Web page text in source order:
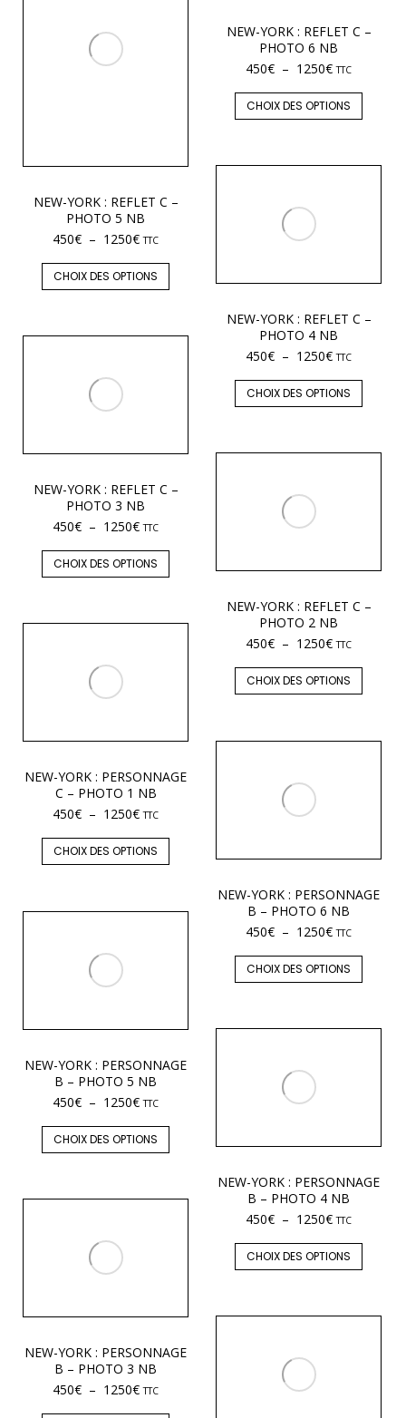
NEW-YORK : REFLET C –
PHOTO 6 NB
450€ – 1250€ TTC
CHOIX DES OPTIONS
NEW-YORK : REFLET C –
PHOTO 5 NB
450€ – 1250€ TTC
CHOIX DES OPTIONS
NEW-YORK : REFLET C –
PHOTO 4 NB
450€ – 1250€ TTC
CHOIX DES OPTIONS
NEW-YORK : REFLET C –
PHOTO 3 NB
450€ – 1250€ TTC
CHOIX DES OPTIONS
NEW-YORK : REFLET C –
PHOTO 2 NB
450€ – 1250€ TTC
CHOIX DES OPTIONS
NEW-YORK : PERSONNAGE
C – PHOTO 1 NB
450€ – 1250€ TTC
CHOIX DES OPTIONS
NEW-YORK : PERSONNAGE
B – PHOTO 6 NB
450€ – 1250€ TTC
CHOIX DES OPTIONS
NEW-YORK : PERSONNAGE
B – PHOTO 5 NB
450€ – 1250€ TTC
CHOIX DES OPTIONS
NEW-YORK : PERSONNAGE
B – PHOTO 4 NB
450€ – 1250€ TTC
CHOIX DES OPTIONS
NEW-YORK : PERSONNAGE
B – PHOTO 3 NB
450€ – 1250€ TTC